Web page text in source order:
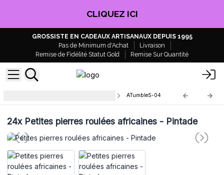
CLIQUEZ ICI
GROSSISTE EN CADEAUX ARTISANAUX DEPUIS 1995
Pas de Minimum d'Achat
Livraison
Remise de Fidélité Statut Gold
Remise Sur Quantité
ATumbleS-04
24xPetites pierres roulées africaines - Pintade